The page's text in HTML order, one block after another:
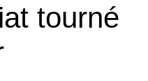
tourné